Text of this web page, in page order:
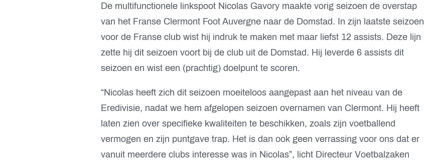
De multifunctionele linkspoot Nicolas Gavory maakte vorig seizoen de overstap
van het Franse Clermont Foot Auvergne naar de Domstad. In zijn laatste seizoen
voor de Franse club wist hij indruk te maken met maar liefst 12 assists. Deze lijn
zette hij dit seizoen voort bij de club uit de Domstad. Hij leverde 6 assists dit
seizoen en wist een (prachtig) doelpunt te scoren.
“Nicolas heeft zich dit seizoen moeiteloos aangepast aan het niveau van de
Eredivisie, nadat we hem afgelopen seizoen overnamen van Clermont. Hij heeft
laten zien over specifieke kwaliteiten te beschikken, zoals zijn voetballend
vermogen en zijn puntgave trap. Het is dan ook geen verrassing voor ons dat er
vanuit meerdere clubs interesse was in Nicolas”, licht Directeur Voetbalzaken